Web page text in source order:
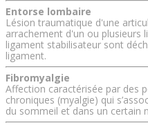
Entorse lombaire
Lésion traumatique d'une
arrachement d'un ou plusieurs
ligament stabilisateur sont
ligament.
Fibromyalgie
Affection caractérisée par des
chroniques (myalgie) qui
du sommeil et dans un certain